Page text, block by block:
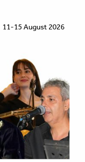
11-15 August 2026